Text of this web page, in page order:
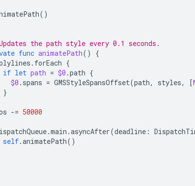
()
the path style every 0.1 seconds.
func animatePath()
{
. forEach {
if let path = $0 .path {
$0 . spans = GMSStyleSpansOffset(path, styles, [
}
-= 50000
.main .asyncAfter(deadline :
self.animatePath()